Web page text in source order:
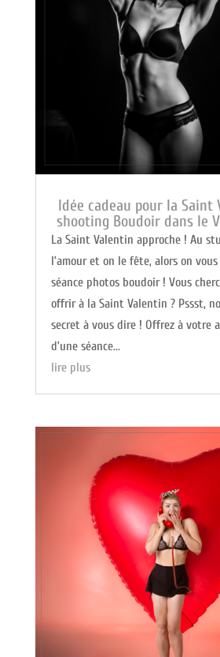
Idée cadeau pour la Saint
shooting Boudoir dans le
La Saint Valentin approche ! Au
l’amour et on le fête, alors on
séance photos boudoir ! Vous
offrir à la Saint Valentin ? Pssst,
secret à vous dire ! Offrez à votre
d’une séance...
lire plus